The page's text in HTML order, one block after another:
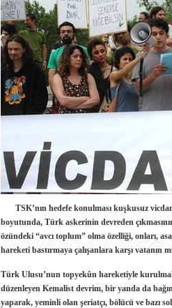
TSK’nın hedefe konulması kuşkusuz
boyutunda, Türk askerinin devreden
özündeki “avcı toplum” olma özelliği, onları,
hareketi bastırmaya çalışanlara karşı vatanın
Türk Ulusu’nun topyekûn hareketiyle
düzenleyen Kemalist devrim, bir yanda da
yaparak, yeminli olan şeriatçı, bölücü ve bazı